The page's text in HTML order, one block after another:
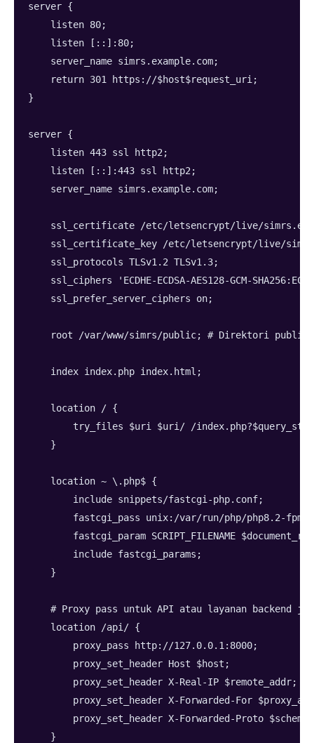
server {
    listen 80;
    listen [::]:80;
    server_name simrs.example.com;
    return 301 https://$host$request_uri;
}
server {
    listen 443 ssl http2;
    listen [::]:443 ssl http2;
    server_name simrs.example.com;
ssl_certificate /etc/letsencrypt/live/
ssl_certificate_key /etc/letsencrypt/live/
    ssl_protocols TLSv1.2 TLSv1.3;
ssl_ciphers 'ECDHE-ECDSA-AES128-GCM-
    ssl_prefer_server_ciphers on;
root /var/www/simrs/public; # Direktori publik
    index index.php index.html;
    location / {
try_files $uri $uri/ /
    }
    location ~ \.php$ {
        include snippets/fastcgi-php.conf;
fastcgi_pass unix:/var/run/php/php8.2-
fastcgi_param SCRIPT_FILENAME
        include fastcgi_params;
    }
# Proxy pass untuk API atau layanan backend
    location /api/ {
        proxy_pass http://127.0.0.1:8000;
        proxy_set_header Host $host;
        proxy_set_header X-Real-IP $remote_addr;
proxy_set_header X-Forwarded-For
        proxy_set_header X-Forwarded-Proto $scheme;
    }